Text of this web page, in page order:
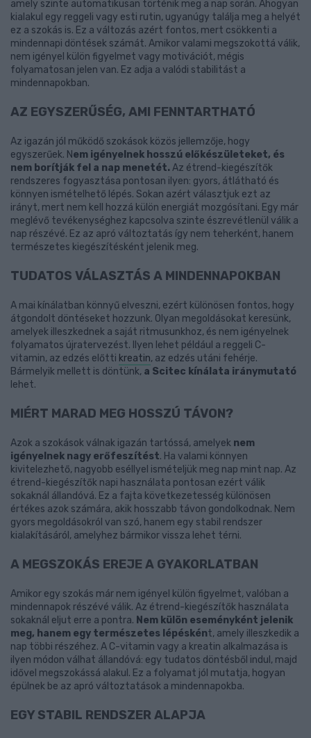
amely szinte automatikusan történik meg a nap során. Ahogyan
kialakul egy reggeli vagy esti rutin, ugyanúgy találja meg a helyét
ez a szokás is. Ez a változás azért fontos, mert csökkenti a
mindennapi döntések számát. Amikor valami megszokottá válik,
nem igényel külön figyelmet vagy motivációt, mégis
folyamatosan jelen van. Ez adja a valódi stabilitást a
mindennapokban.
AZ EGYSZERŰSÉG, AMI FENNTARTHATÓ
Az igazán jól működő szokások közös jellemzője, hogy
egyszerűek. Nem igényelnek hosszú előkészületeket, és
nem borítják fel a nap menetét.Az étrend-kiegészítők
rendszeres fogyasztása pontosan ilyen: gyors, átlátható és
könnyen ismételhető lépés. Sokan azért választjuk ezt az
irányt, mert nem kell hozzá külön energiát mozgósítani. Egy már
meglévő tevékenységhez kapcsolva szinte észrevétlenül válik a
nap részévé. Ez az apró változtatás így nem teherként, hanem
természetes kiegészítésként jelenik meg.
TUDATOS VÁLASZTÁS A MINDENNAPOKBAN
A mai kínálatban könnyű elveszni, ezért különösen fontos, hogy
átgondolt döntéseket hozzunk. Olyan megoldásokat keresünk,
amelyek illeszkednek a saját ritmusunkhoz, és nem igényelnek
folyamatos újratervezést. Ilyen lehet például a reggeli C-
vitamin, az edzés előtti kreatin, az edzés utáni fehérje.
Bármelyik mellett is döntünk, a Scitec kínálata iránymutató
lehet.
MIÉRT MARAD MEG HOSSZÚ TÁVON?
Azok a szokások válnak igazán tartóssá, amelyek nem
igényelnek nagy erőfeszítést. Ha valami könnyen
kivitelezhető, nagyobb eséllyel ismételjük meg nap mint nap. Az
étrend-kiegészítők napi használata pontosan ezért válik
sokaknál állandóvá. Ez a fajta következetesség különösen
értékes azok számára, akik hosszabb távon gondolkodnak. Nem
gyors megoldásokról van szó, hanem egy stabil rendszer
kialakításáról, amelyhez bármikor vissza lehet térni.
A MEGSZOKÁS EREJE A GYAKORLATBAN
Amikor egy szokás már nem igényel külön figyelmet, valóban a
mindennapok részévé válik. Az étrend-kiegészítők használata
sokaknál eljut erre a pontra. Nem külön eseményként jelenik
meg, hanem egy természetes lépésként, amely illeszkedik a
nap többi részéhez. A C-vitamin vagy a kreatin alkalmazása is
ilyen módon válhat állandóvá: egy tudatos döntésből indul, majd
idővel megszokássá alakul. Ez a folyamat jól mutatja, hogyan
épülnek be az apró változtatások a mindennapokba.
EGY STABIL RENDSZER ALAPJA